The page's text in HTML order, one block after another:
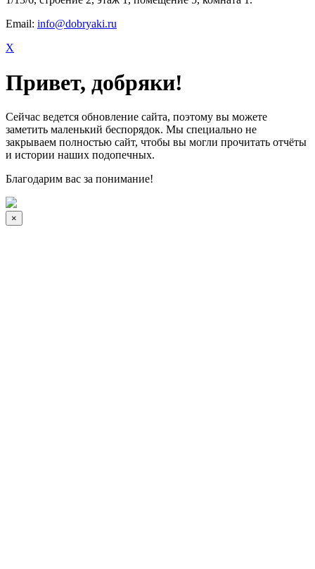
Email: info@dobryaki.ru
X
Привет, добряки!
Сейчас ведется обновление сайта, поэтому вы можете
заметить маленький беспорядок. Мы специально не
закрываем полностью сайт, чтобы вы могли прочитать отчёты
и истории наших подопечных.
Благодарим вас за понимание!
×